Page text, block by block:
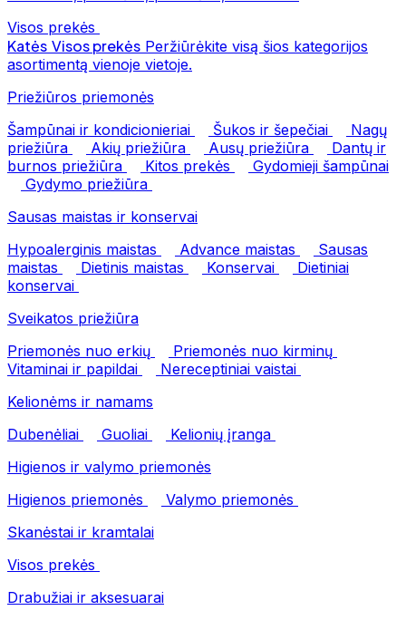
Visos prekės
Katės Visos prekės Peržiūrėkite visą šios kategorijos
asortimentą vienoje vietoje.
Priežiūros priemonės
Šampūnai ir kondicionieriai
Šukos ir šepečiai
Nagų
priežiūra
Akių priežiūra Ausų priežiūra
Dantų ir
burnos priežiūra
Kitos prekės
Gydomieji šampūnai
Gydymo priežiūra
Sausas maistas ir konservai
Hypoalerginis maistas
Advance maistas
Sausas
maistas
Dietinis maistas Konservai
Dietiniai
konservai
Sveikatos priežiūra
Priemonės nuo erkių
Priemonės nuo kirminų
Vitaminai ir papildai
Nereceptiniai vaistai
Kelionėms ir namams
Dubenėliai
Guoliai
Kelionių įranga
Higienos ir valymo priemonės
Higienos priemonės
Valymo priemonės
Skanėstai ir kramtalai
Visos prekės
Drabužiai ir aksesuarai